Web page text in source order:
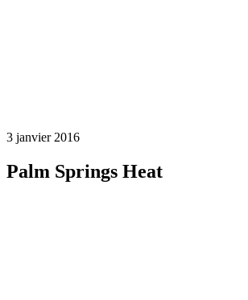
3 janvier 2016
Palm Springs Heat